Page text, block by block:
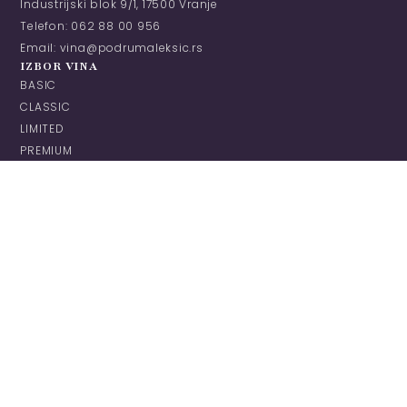
Industrijski blok 9/1, 17500 Vranje
Telefon: 062 88 00 956
Email: vina@podrumaleksic.rs
IZBOR VINA
BASIC
CLASSIC
LIMITED
PREMIUM